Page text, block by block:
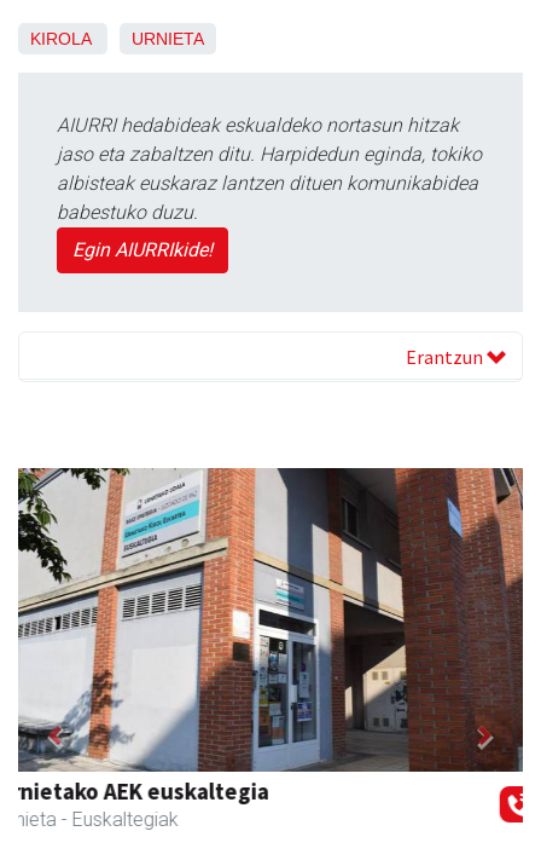
KIROLA URNIETA
AIURRI hedabideak eskualdeko nortasun hitzak
jaso eta zabaltzen ditu. Harpidedun eginda, tokiko
albisteak euskaraz lantzen dituen komunikabidea
babestuko duzu.
Egin AIURRIkide!
Erantzun
Magale Ikastetxea
Urnieta - Hezkuntza
Previous Next